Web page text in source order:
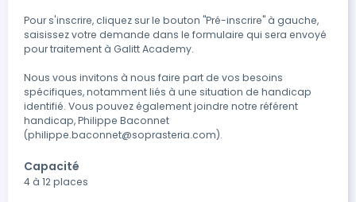
Pour s'inscrire, cliquez sur le bouton "Pré-inscrire" à gauche,
saisissez votre demande dans le formulaire qui sera envoyé
pour traitement à Galitt Academy.
Nous vous invitons à nous faire part de vos besoins
spécifiques, notamment liés à une situation de handicap
identifié. Vous pouvez également joindre notre référent
handicap, Philippe Baconnet
(philippe.baconnet@soprasteria.com).
Capacité
4 à 12 places